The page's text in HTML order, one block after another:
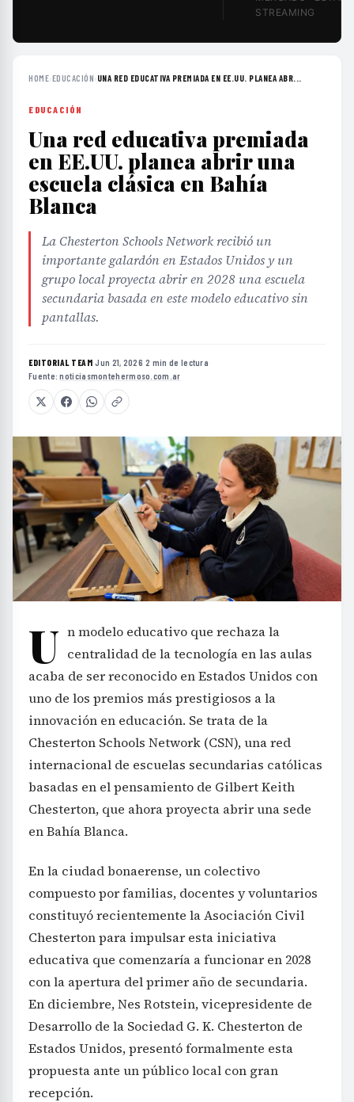
STREAMING
HOME›EDUCACIÓN› UNA RED EDUCATIVA PREMIADA EN EE.UU. PLANEA ABR...
EDUCACIÓN
Una red educativa premiada
en EE.UU. planea abrir una
escuela clásica en Bahía
Blanca
La Chesterton Schools Network recibió un
importante galardón en Estados Unidos y un
grupo local proyecta abrir en 2028 una escuela
secundaria basada en este modelo educativo sin
pantallas.
EDITORIAL TEAM·Jun 21, 2026·2 min de lectura·
Fuente:noticiasmontehermoso.com.ar
U n modelo educativo que rechaza la
centralidad de la tecnología en las aulas
acaba de ser reconocido en Estados Unidos con
uno de los premios más prestigiosos a la
innovación en educación. Se trata de la
Chesterton Schools Network (CSN), una red
internacional de escuelas secundarias católicas
basadas en el pensamiento de Gilbert Keith
Chesterton, que ahora proyecta abrir una sede
en Bahía Blanca.
En la ciudad bonaerense, un colectivo
compuesto por familias, docentes y voluntarios
constituyó recientemente la Asociación Civil
Chesterton para impulsar esta iniciativa
educativa que comenzaría a funcionar en 2028
con la apertura del primer año de secundaria.
En diciembre, Nes Rotstein, vicepresidente de
Desarrollo de la Sociedad G. K. Chesterton de
Estados Unidos, presentó formalmente esta
propuesta ante un público local con gran
recepción.